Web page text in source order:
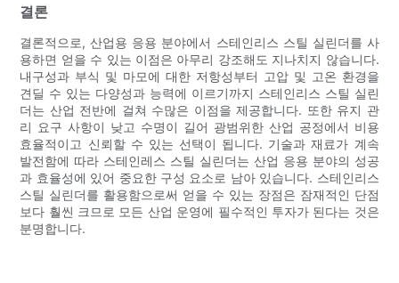
결론
결론적으로, 산업용 응용 분야에서 스테인리스 스틸 실린더를 사
용하면 얻을 수 있는 이점은 아무리 강조해도 지나치지 않습니다.
내구성과 부식 및 마모에 대한 저항성부터 고압 및 고온 환경을
견딜 수 있는 다양성과 능력에 이르기까지 스테인리스 스틸 실린
더는 산업 전반에 걸쳐 수많은 이점을 제공합니다. 또한 유지 관
리 요구 사항이 낮고 수명이 길어 광범위한 산업 공정에서 비용
효율적이고 신뢰할 수 있는 선택이 됩니다. 기술과 재료가 계속
발전함에 따라 스테인레스 스틸 실린더는 산업 응용 분야의 성공
과 효율성에 있어 중요한 구성 요소로 남아 있습니다. 스테인리스
스틸 실린더를 활용함으로써 얻을 수 있는 장점은 잠재적인 단점
보다 훨씬 크므로 모든 산업 운영에 필수적인 투자가 된다는 것은
분명합니다.